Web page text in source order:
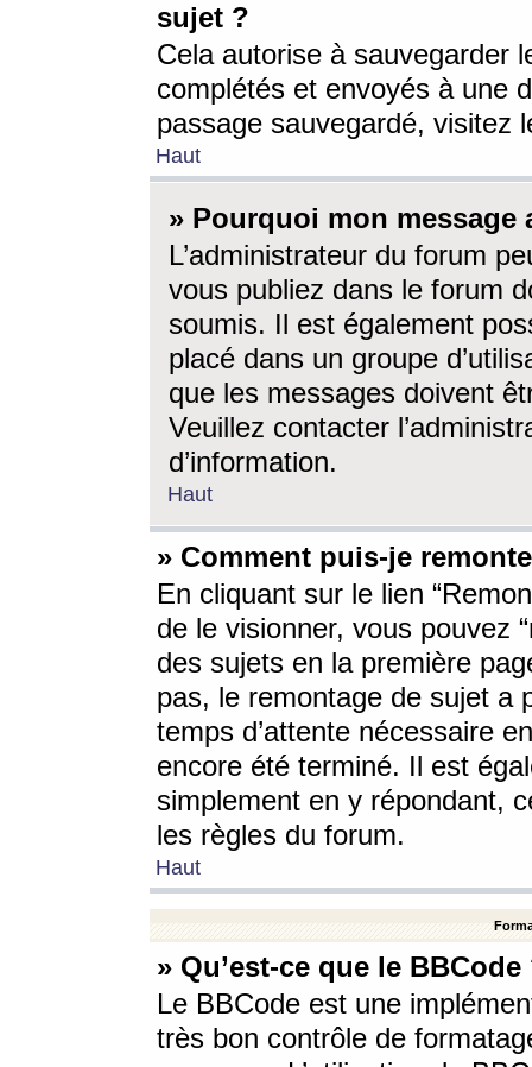
sujet ?
Cela autorise à sauvegarder
complétés et envoyés à une
passage sauvegardé, visitez
Haut
» Pourquoi mon message
L’administrateur du forum
vous publiez dans le forum
soumis. Il est également
placé dans un groupe
que les messages doivent
Veuillez contacter
d’information.
Haut
» Comment puis-je
En cliquant sur le lien
de le visionner, vous pouvez
des sujets en la première
pas, le remontage de sujet a
temps d’attente nécessaire
encore été terminé. Il est
simplement en y répondant,
les règles du forum.
Haut
» Qu’est-ce que le BBCode
Le BBCode est une
très bon contrôle de